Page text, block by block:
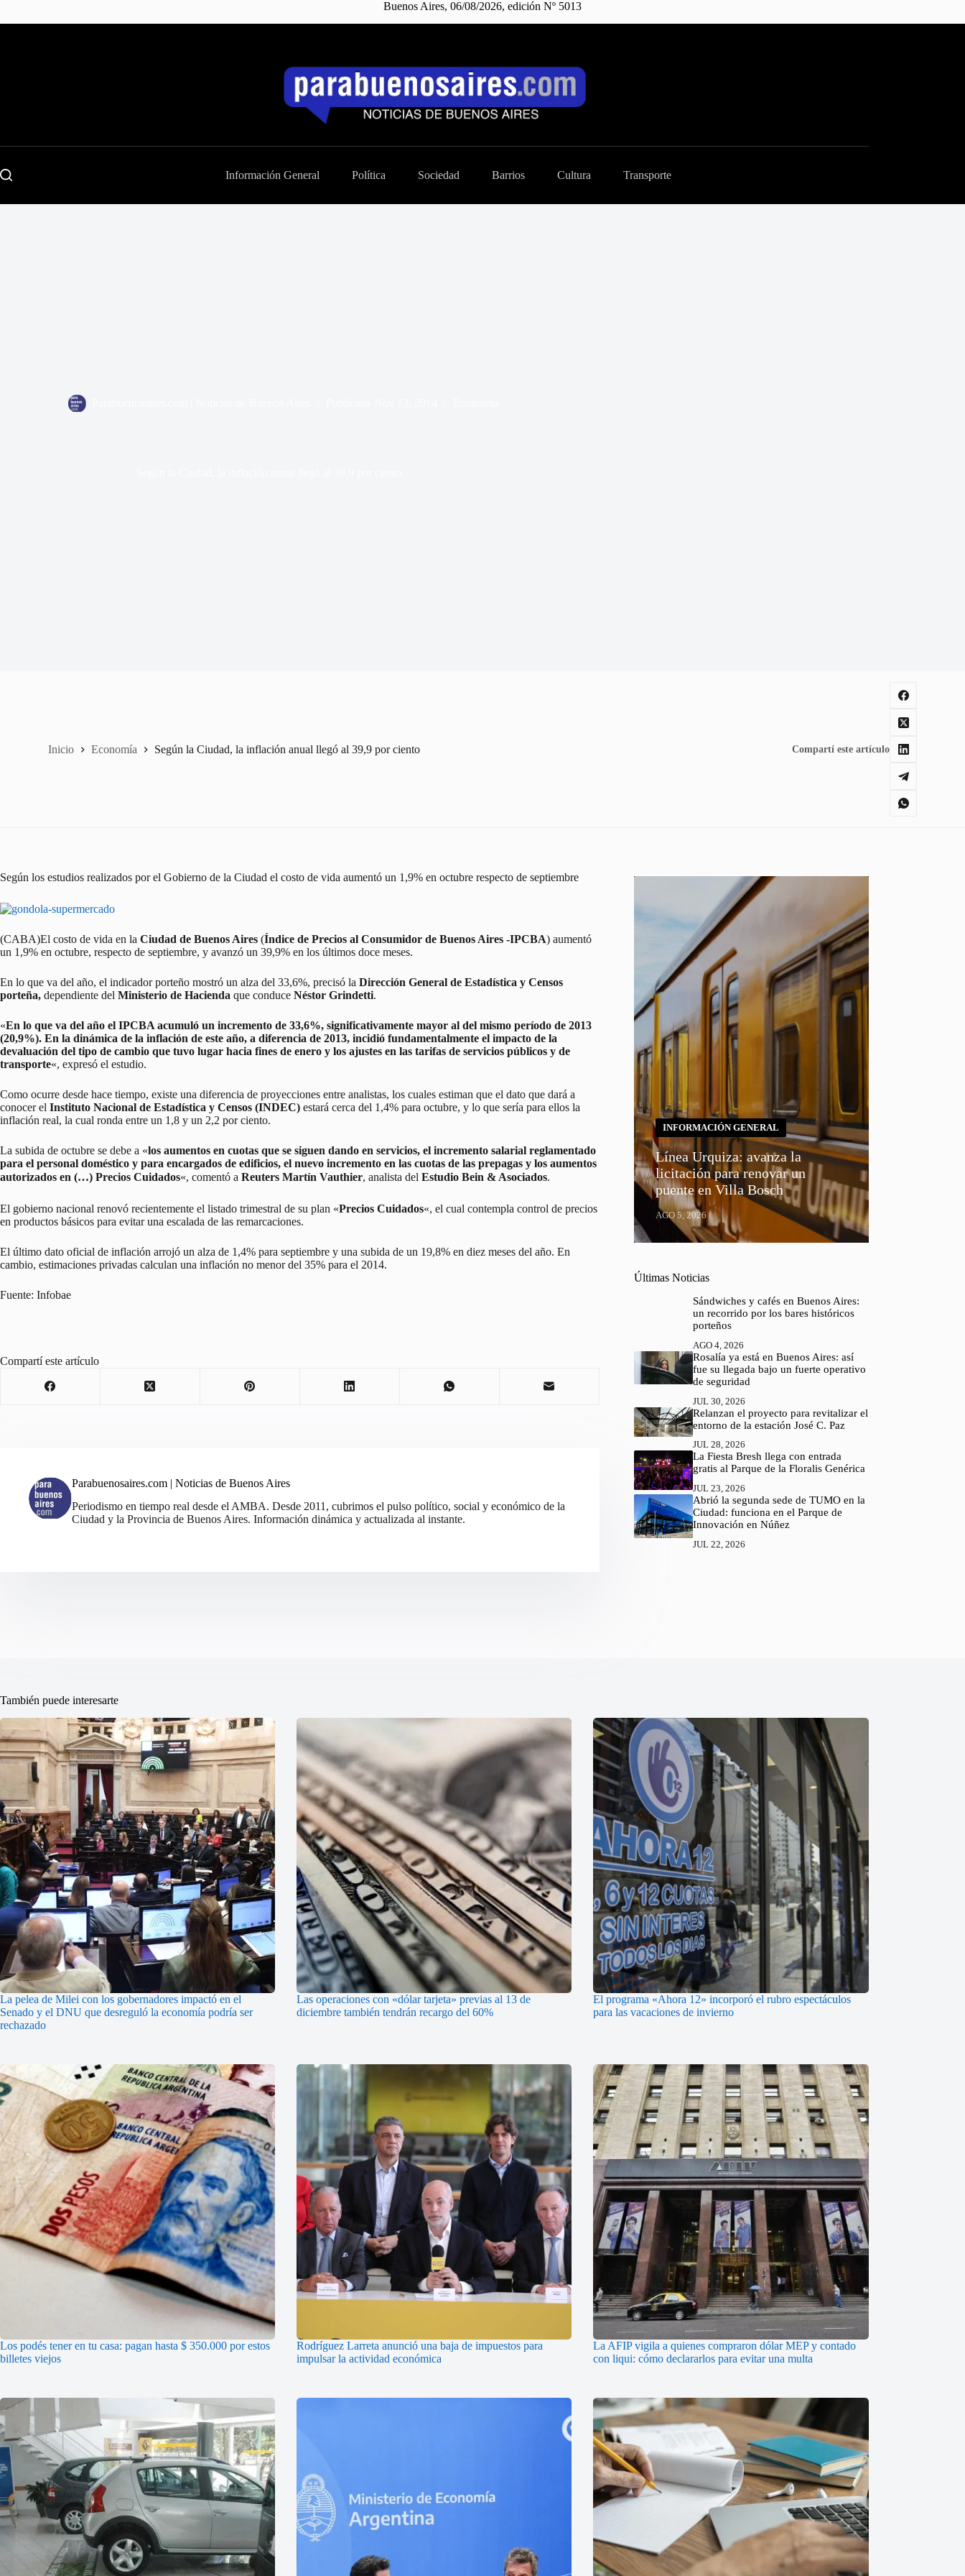
Buenos Aires, 06/08/2026, edición Nº 5013
Información General Política Sociedad Barrios Cultura Transporte
Inicio Economía Según la Ciudad, la inflación anual llegó al 39,9 por ciento Compartí este artículo
Según los estudios realizados por el Gobierno de la Ciudad el costo de vida aumentó un 1,9% en octubre respecto de septiembre
(CABA)El costo de vida en la Ciudad de Buenos Aires (Índice de Precios al Consumidor de Buenos Aires -IPCBA) aumentó
un 1,9% en octubre, respecto de septiembre, y avanzó un 39,9% en los últimos doce meses.
En lo que va del año, el indicador porteño mostró un alza del 33,6%, precisó la Dirección General de Estadística y Censos
porteña, dependiente del Ministerio de Hacienda que conduce Néstor Grindetti.
«En lo que va del año el IPCBA acumuló un incremento de 33,6%, significativamente mayor al del mismo período de 2013
(20,9%). En la dinámica de la inflación de este año, a diferencia de 2013, incidió fundamentalmente el impacto de la
devaluación del tipo de cambio que tuvo lugar hacia fines de enero y los ajustes en las tarifas de servicios públicos y de
transporte«, expresó el estudio.
Como ocurre desde hace tiempo, existe una diferencia de proyecciones entre analistas, los cuales estiman que el dato que dará a
conocer el Instituto Nacional de Estadística y Censos (INDEC) estará cerca del 1,4% para octubre, y lo que sería para ellos la
inflación real, la cual ronda entre un 1,8 y un 2,2 por ciento.
La subida de octubre se debe a «los aumentos en cuotas que se siguen dando en servicios, el incremento salarial reglamentado
para el personal doméstico y para encargados de edificios, el nuevo incremento en las cuotas de las prepagas y los aumentos
autorizados en (…) Precios Cuidados«, comentó a Reuters Martín Vauthier, analista del Estudio Bein & Asociados.
El gobierno nacional renovó recientemente el listado trimestral de su plan «Precios Cuidados«, el cual contempla control de precios
en productos básicos para evitar una escalada de las remarcaciones.
El último dato oficial de inflación arrojó un alza de 1,4% para septiembre y una subida de un 19,8% en diez meses del año. En
cambio, estimaciones privadas calculan una inflación no menor del 35% para el 2014.
Fuente: Infobae
Compartí este artículo
Parabuenosaires.com | Noticias de Buenos Aires
Periodismo en tiempo real desde el AMBA. Desde 2011, cubrimos el pulso político, social y económico de la
Ciudad y la Provincia de Buenos Aires. Información dinámica y actualizada al instante.
INFORMACIÓN GENERAL
Línea Urquiza: avanza la
licitación para renovar un
puente en Villa Bosch
AGO 5, 2026
Últimas Noticias
Sándwiches y cafés en Buenos Aires:
un recorrido por los bares históricos
porteños
AGO 4, 2026
Rosalía ya está en Buenos Aires: así
fue su llegada bajo un fuerte operativo
de seguridad
JUL 30, 2026
Relanzan el proyecto para revitalizar el
entorno de la estación José C. Paz
JUL 28, 2026
La Fiesta Bresh llega con entrada
gratis al Parque de la Floralis Genérica
JUL 23, 2026
Abrió la segunda sede de TUMO en la
Ciudad: funciona en el Parque de
Innovación en Núñez
JUL 22, 2026
También puede interesarte
La pelea de Milei con los gobernadores impactó en el
Senado y el DNU que desreguló la economía podría ser
rechazado
Las operaciones con «dólar tarjeta» previas al 13 de
diciembre también tendrán recargo del 60%
El programa «Ahora 12» incorporó el rubro espectáculos
para las vacaciones de invierno
Los podés tener en tu casa: pagan hasta $ 350.000 por estos
billetes viejos
Rodríguez Larreta anunció una baja de impuestos para
impulsar la actividad económica
La AFIP vigila a quienes compraron dólar MEP y contado
con liqui: cómo declararlos para evitar una multa